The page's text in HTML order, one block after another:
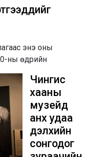
энэ оны
ны өдрийн
Чингис
хааны
музейд
анх удаа
дэлхийн
сонгодог